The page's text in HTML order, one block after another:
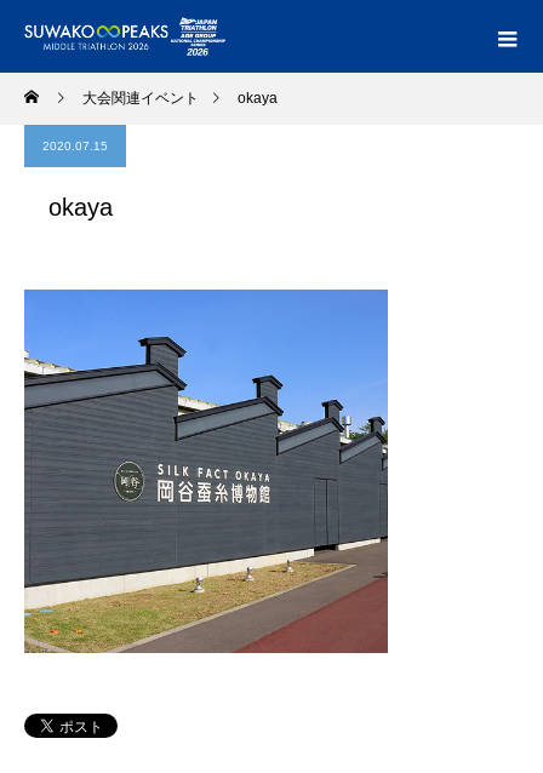
大会関連イベント okaya
2020.07.15
okaya